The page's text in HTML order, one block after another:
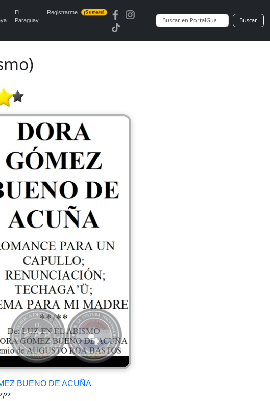
El
Paraguay
Registrarme ¡Sumate!
Buscar
BUENO DE ACUÑA
**